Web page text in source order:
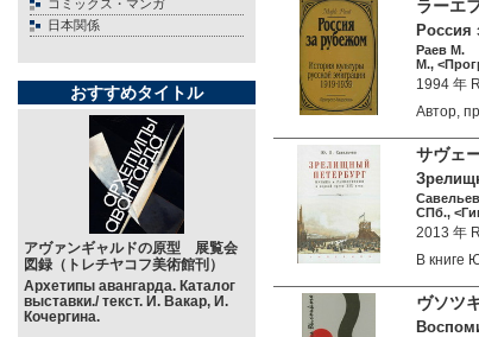
コミックス・マンガ
日本関係
おすすめタイトル
アヴァンギャルドの原型 展覧会
図録（トレチヤコフ美術館刊）
Архетипы авангарда. Каталог
выставки./ текст. И. Вакар, И.
Кочергина.
ラーエ
Россия
Раев М.
М.,
1994 年
Автор,
サヴェ
СПб.,
2013 年
В книге
ヴソツ